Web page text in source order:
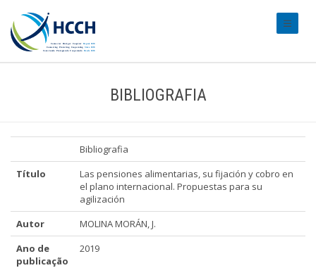
BIBLIOGRAFIA
Bibliografia
Título
Las pensiones alimentarias, su fijación y cobro en
el plano internacional. Propuestas para su
agilización
Autor
MOLINA MORÁN, J.
Ano de
publicação
2019